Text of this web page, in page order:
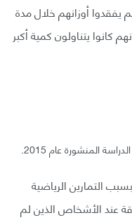
يفقدوا أوزانهم خلال مدة
كانوا يتناولون كمية أكبر
المنشورة عام 2015.
التمارين الرياضية
عند الأشخاص الذين لم